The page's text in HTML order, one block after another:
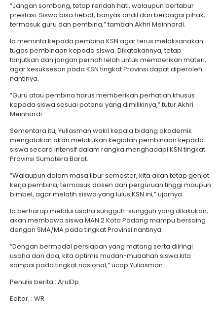
“Jangan sombong, tetap rendah hati, walaupun bertabur
prestasi. Siswa bisa hebat, banyak andil dari berbagai pihak,
termasuk guru dan pembina,” tambah Akhri Meinhardi.
Ia meminta kepada pembina KSN agar terus melaksanakan
tugas pembinaan kepada siswa. Dikatakannya, tetap
lanjutkan dan jangan pernah lelah untuk memberikan materi,
agar kesuksesan pada KSN tingkat Provinsi dapat diperoleh
nantinya.
“Guru atau pembina harus memberikan perhatian khusus
kepada siswa sesuai potensi yang dimilikinya,” tutur Akhri
Meinhardi.
Sementara itu, Yuliasman wakil kepala bidang akademik
mengatakan akan melakukan kegiatan pembinaan kepada
siswa secara intensif dalam rangka menghadapi KSN tingkat
Provinsi Sumatera Barat.
“Walaupun dalam masa libur semester, kita akan tetap genjot
kerja pembina, termasuk dosen dari perguruan tinggi maupun
bimbel, agar melatih siswa yang lulus KSN ini,” ujarnya.
Ia berharap melalui usaha sungguh-sungguh yang dilakukan,
akan membawa siswa MAN 2 Kota Padang mampu bersaing
dengan SMA/MA pada tingkat Provinsi nantinya.
“Dengan bermodal persiapan yang matang serta diiringi
usaha dan doa, kita optimis mudah-mudahan siswa kita
sampai pada tingkat nasional,” ucap Yuliasman.
Penulis berita : ArulDp
Editor. : WR